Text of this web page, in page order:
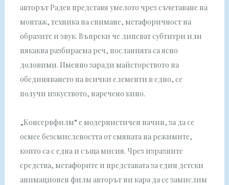
авторът Радев представя умелото чрез съчетаване на
монтаж, техника на снимане, метафоричност на
образите и звук. Въпреки че липсват субтитри или
някаква разбираема реч, посланията са ясно
доловими. Именно заради майсторството на
обединяването на всички елементи в едно, се
получи изкуството, наречено кино.
„Консервфилм“ е модернистичен начин, за да се
осмее безсмислеността от смяната на режимите,
които са с една и съща мисия. Чрез изразните
средства, метафорите и представата за един детски
анимационен филм авторът ни кара да се замислим